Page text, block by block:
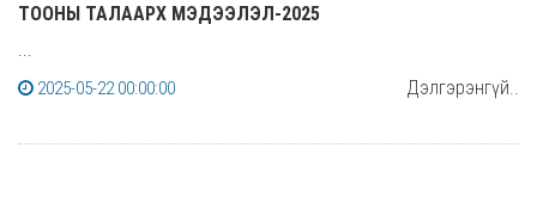
ТООНЫ ТАЛААРХ МЭДЭЭЛЭЛ-2025
...
2025-05-22 00:00:00
Дэлгэрэнгүй..